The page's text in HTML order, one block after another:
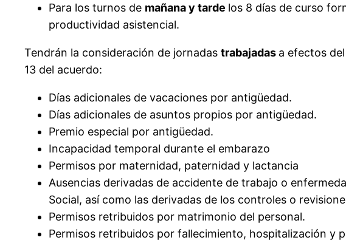
Para los turnos de mañana y tarde los 8 días de curso
productividad asistencial.
Tendrán la consideración de jornadas trabajadas a efectos
13 del acuerdo:
Días adicionales de vacaciones por antigüedad.
Días adicionales de asuntos propios por antigüedad.
Premio especial por antigüedad.
Incapacidad temporal durante el embarazo
Permisos por maternidad, paternidad y lactancia
Ausencias derivadas de accidente de trabajo o
Social, así como las derivadas de los controles o
Permisos retribuidos por matrimonio del personal.
Permisos retribuidos por fallecimiento, hospitalización y